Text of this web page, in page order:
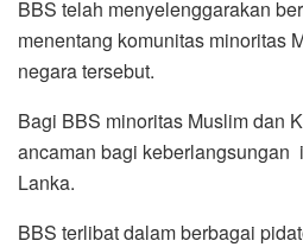
BBS telah menyelenggarakan
menentang komunitas minoritas
negara tersebut.
Bagi BBS minoritas Muslim dan
ancaman bagi keberlangsungan
Lanka.
BBS terlibat dalam berbagai